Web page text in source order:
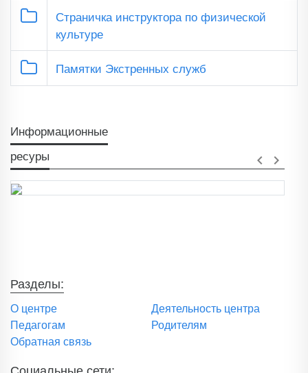
Страничка инструктора по физической
культуре
Памятки Экстренных служб
Информационные
ресуры
keyboard_arrow_left keyboard_arrow_right
Разделы:
О центре
Деятельность центра
Педагогам
Родителям
Обратная связь
Социальные сети: